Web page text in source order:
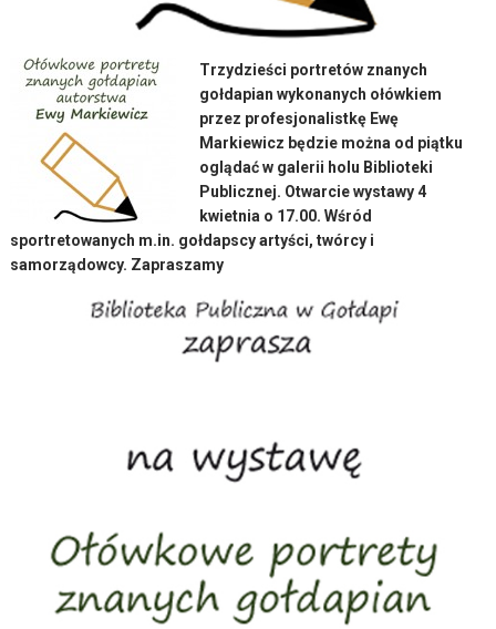
Trzydzieści portretów znanych
gołdapian wykonanych ołówkiem
przez profesjonalistkę Ewę
Markiewicz będzie można od piątku
oglądać w galerii holu Biblioteki
Publicznej. Otwarcie wystawy 4
kwietnia o 17.00. Wśród
sportretowanych m.in. gołdapscy artyści, twórcy i
samorządowcy. Zapraszamy